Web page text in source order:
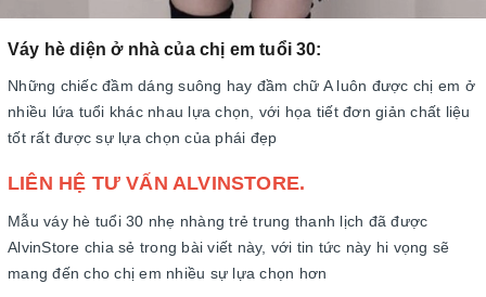
Váy hè diện ở nhà của chị em tuổi 30:
Những chiếc đầm dáng suông hay đầm chữ A luôn được chị em ở
nhiều lứa tuổi khác nhau lựa chọn, với họa tiết đơn giản chất liệu
tốt rất được sự lựa chọn của phái đẹp
LIÊN HỆ TƯ VẤN ALVINSTORE.
Mẫu váy hè tuổi 30 nhẹ nhàng trẻ trung thanh lịch đã được
AlvinStore chia sẻ trong bài viết này, với tin tức này hi vọng sẽ
mang đến cho chị em nhiều sự lựa chọn hơn